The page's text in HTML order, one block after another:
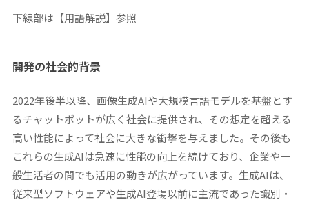
下線部は【用語解説】参照
開発の社会的背景
2022年後半以降、画像生成AIや大規模言語モデルを基盤とす
るチャットボットが広く社会に提供され、その想定を超える
高い性能によって社会に大きな衝撃を与えました。その後も
これらの生成AIは急速に性能の向上を続けており、企業や一
般生活者の間でも活用の動きが広がっています。生成AIは、
従来型ソフトウェアや生成AI登場以前に主流であった識別・